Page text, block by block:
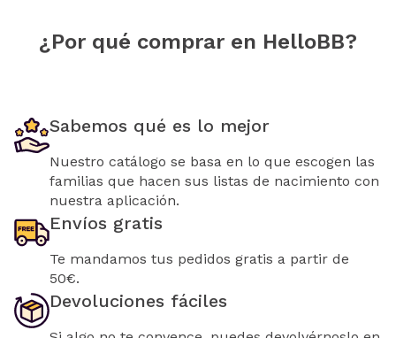
¿Por qué comprar en HelloBB?
Sabemos qué es lo mejor
Nuestro catálogo se basa en lo que escogen las
familias que hacen sus listas de nacimiento con
nuestra aplicación.
Envíos gratis
Te mandamos tus pedidos gratis a partir de
50€.
Devoluciones fáciles